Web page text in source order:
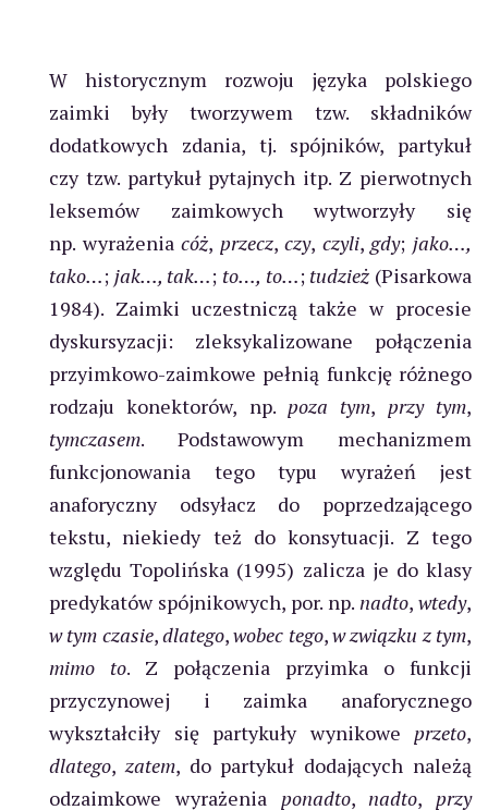
W historycznym rozwoju języka polskiego
zaimki były tworzywem tzw. składników
dodatkowych zdania, tj. spójników, partykuł
czy tzw. partykuł pytajnych itp. Z pierwotnych
leksemów zaimkowych wytworzyły się
np. wyrażeniacóż, przecz,czy, czyli,gdy;jako…,
tako…; jak…, tak…; to…, to…; tudzież (Pisarkowa
1984). Zaimki uczestniczą także w procesie
dyskursyzacji: zleksykalizowane połączenia
przyimkowo-zaimkowe pełnią funkcję różnego
rodzaju konektorów, np. poza tym, przy tym,
tymczasem. Podstawowym mechanizmem
funkcjonowania tego typu wyrażeń jest
anaforyczny odsyłacz do poprzedzającego
tekstu, niekiedy też do konsytuacji. Z tego
względu Topolińska (1995) zalicza je do klasy
predykatów spójnikowych, por. np. nadto, wtedy,
w tym czasie,dlatego,wobec tego,w związku z tym,
mimo to. Z połączenia przyimka o funkcji
przyczynowej i zaimka anaforycznego
wykształciły się partykuły wynikowe przeto,
dlatego,zatem, do partykuł dodających należą
odzaimkowe wyrażenia ponadto,nadto, przy